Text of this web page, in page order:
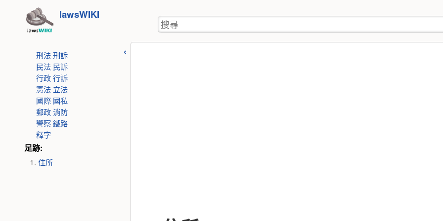
lawsWIKI
用
者
工
搜
尋
刑法刑訴
民法 民訴
行政行訴
憲法 立法
國際 國私
郵政消防
警察鐵路
釋字
足跡:
住所